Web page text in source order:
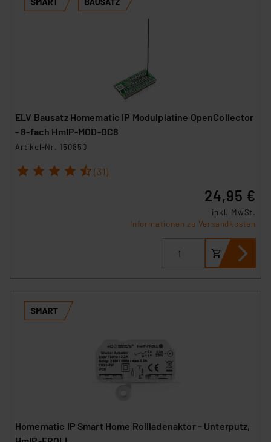
Impressum Datenschutzerklärung
ELV Bausatz Homematic IP Modulplatine OpenCollector
- 8-fach HmIP-MOD-OC8
Artikel-Nr. 150850
1 2 3 4 5 (31)
24,95 €
inkl. MwSt.
Informationen zu Versandkosten
Homematic IP Smart Home Rollladenaktor – Unterputz,